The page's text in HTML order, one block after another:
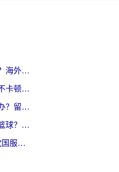
欧洲如何玩植物大战僵尸？海外党国服游戏加速避坑指南（附实测对比）
澳大利亚怎么玩节奏大师不卡顿？海外党国服游戏加速终极指南
国外打鸿图之下太卡怎么办？留学生亲测有效的国服游戏加速方案
日本用什么加速器玩街头篮球？海外党国服游戏不卡顿的终极攻略
外国人打刀塔2吗？海外党国服游戏加速避坑全攻略